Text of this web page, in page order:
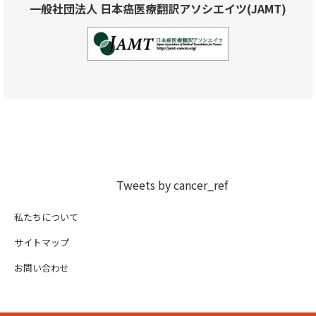
一般社団法人 日本癌医療翻訳アソシエイツ(JAMT)
Tweets by cancer_ref
私たちについて
サイトマップ
お問い合わせ